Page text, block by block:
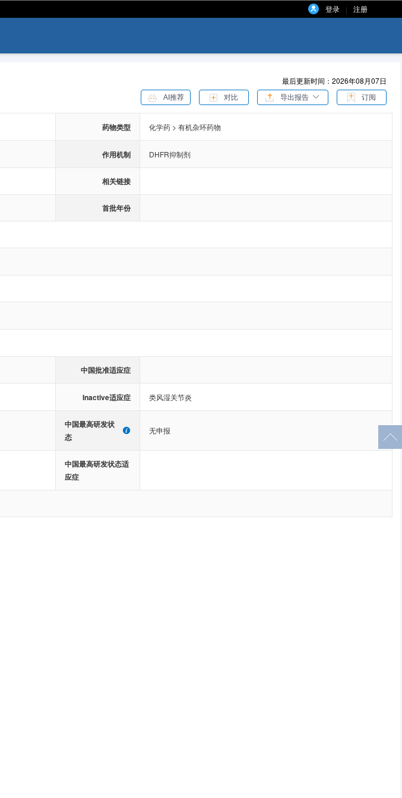
登录 | 注册
最后更新时间：2026年08月07日
AI推荐 对比 导出报告 订阅
药物类型 化学药 > 有机杂环药物
作用机制 DHFR抑制剂
相关链接
首批年份
中国批准适应症
Inactive适应症 类风湿关节炎
中国最高研发状
态
无申报
中国最高研发状态适
应症